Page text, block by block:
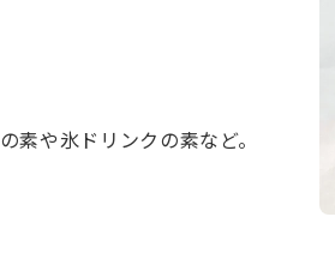
や氷ドリンクの素など。